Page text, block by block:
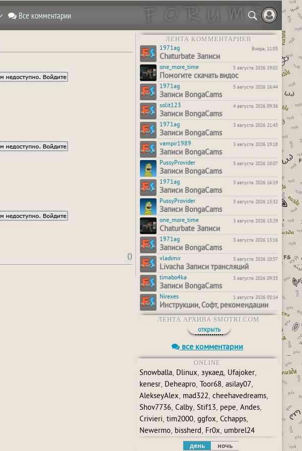
Все комментарии
0
ЛЕНТА КОММЕНТАРИЕВ
1971ag
Вчера, 11:03
Chaturbate Записи
one_more_time 5 августа 2026 19:02
Помогите скачать видос
1971ag 5 августа 2026 16:44
Записи BongaCams
solit123 4 августа 2026 09:36
Записи BongaCams
1971ag 3 августа 2026 21:45
Записи BongaCams
vampir1989 3 августа 2026 19:18
Записи BongaCams
PussyProvider 3 августа 2026 18:07
Записи BongaCams
1971ag 3 августа 2026 16:19
Записи BongaCams
PussyProvider 3 августа 2026 13:32
Записи BongaCams
one_more_time 3 августа 2026 13:29
Chaturbate Записи
1971ag 3 августа 2026 13:16
Записи BongaCams
vladimir 3 августа 2026 10:57
Livacha Записи трансляций
timabo4ka 3 августа 2026 09:35
Записи BongaCams
Nirexes 1 августа 2026 05:14
Инструкции, Софт, рекомендации
ЛЕНТА АРХИВА SMOTRI.COM
открыть
все комментарии
ONLINE
Snowballa, Dlinux, зукаед, Ufajoker,
kenesr, Deheapro, Toor68, asilay07,
AlekseyAlex, mad322, cheehavedreams,
Shov7736, Calby, Stif13, pepe, Andes,
Crivieri, tim2000, ggfox, Cchapps,
Newermo, bissherd, Fr0x, umbrel24
день ночь